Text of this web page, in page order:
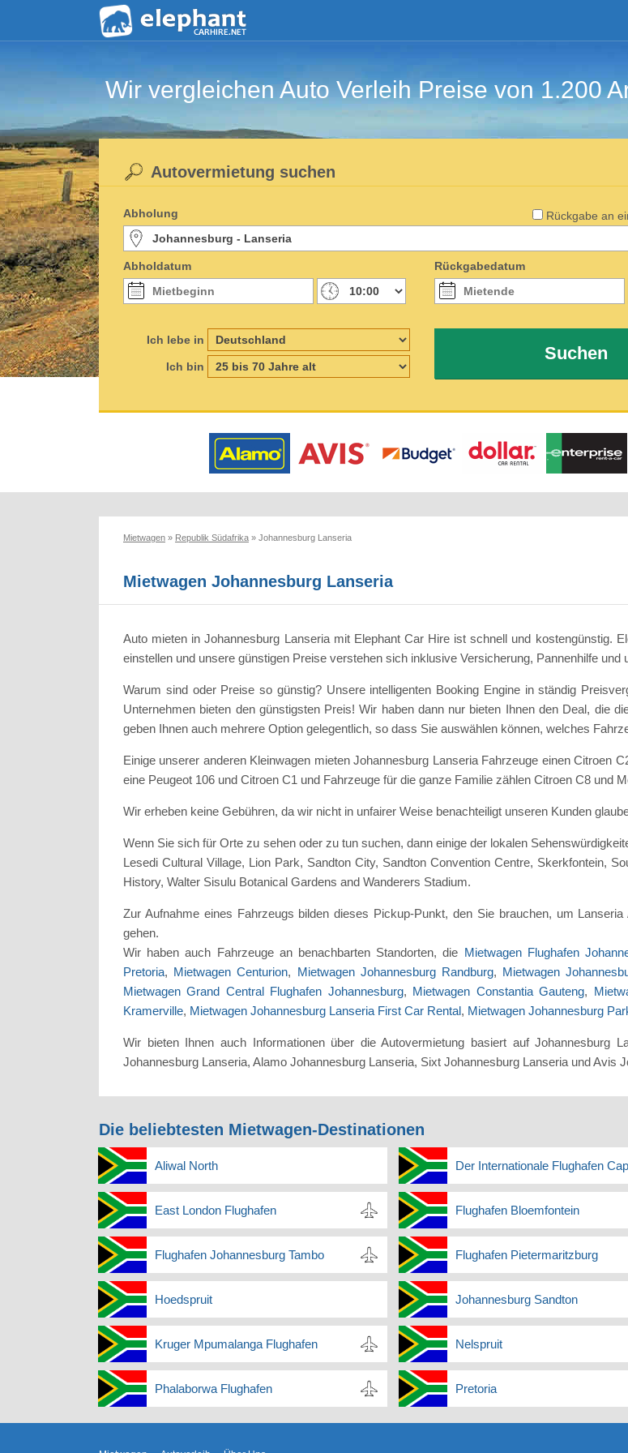
Wir vergleichen Auto Verleih Preise von 1.200
Rückgabe an
Autovermietung suchen
Abholung
Abholdatum Rückgabedatum
Ich lebe in
Ich bin
Suchen
Mietwagen » Republik Südafrika » Johannesburg Lanseria
Mietwagen Johannesburg Lanseria
Auto mieten in Johannesburg Lanseria mit Elephant Car Hire ist schnell und kostengünstig.
einstellen und unsere günstigen Preise verstehen sich inklusive Versicherung, Pannenhilfe und
Warum sind oder Preise so günstig? Unsere intelligenten Booking Engine in ständig
Unternehmen bieten den günstigsten Preis! Wir haben dann nur bieten Ihnen den Deal, die
geben Ihnen auch mehrere Option gelegentlich, so dass Sie auswählen können, welches
Einige unserer anderen Kleinwagen mieten Johannesburg Lanseria Fahrzeuge einen Citroen
eine Peugeot 106 und Citroen C1 und Fahrzeuge für die ganze Familie zählen Citroen C8 und
Wir erheben keine Gebühren, da wir nicht in unfairer Weise benachteiligt unseren Kunden
Wenn Sie sich für Orte zu sehen oder zu tun suchen, dann einige der lokalen
Lesedi Cultural Village, Lion Park, Sandton City, Sandton Convention Centre, Skerkfontein,
History, Walter Sisulu Botanical Gardens and Wanderers Stadium.
Zur Aufnahme eines Fahrzeugs bilden dieses Pickup-Punkt, den Sie brauchen, um
gehen.
Wir haben auch Fahrzeuge an benachbarten Standorten, die Mietwagen Flughafen
Pretoria, Mietwagen Centurion, Mietwagen Johannesburg Randburg, Mietwagen
Mietwagen Grand Central Flughafen Johannesburg, Mietwagen Constantia Gauteng,
Kramerville, Mietwagen Johannesburg Lanseria First Car Rental, Mietwagen Johannesburg
Wir bieten Ihnen auch Informationen über die Autovermietung basiert auf Johannesburg
Johannesburg Lanseria, Alamo Johannesburg Lanseria, Sixt Johannesburg Lanseria und Avis
Die beliebtesten Mietwagen-Destinationen
Aliwal North Der Internationale Flughafen
East London Flughafen Flughafen Bloemfontein
Flughafen Johannesburg Tambo Flughafen Pietermaritzburg
Hoedspruit Johannesburg Sandton
Kruger Mpumalanga Flughafen Nelspruit
Phalaborwa Flughafen Pretoria